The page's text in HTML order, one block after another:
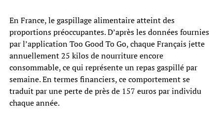
En France, le gaspillage alimentaire atteint des
proportions préoccupantes. D’après les données fournies
par l’application Too Good To Go, chaque Français jette
annuellement 25 kilos de nourriture encore
consommable, ce qui représente un repas gaspillé par
semaine. En termes financiers, ce comportement se
traduit par une perte de près de 157 euros par individu
chaque année.